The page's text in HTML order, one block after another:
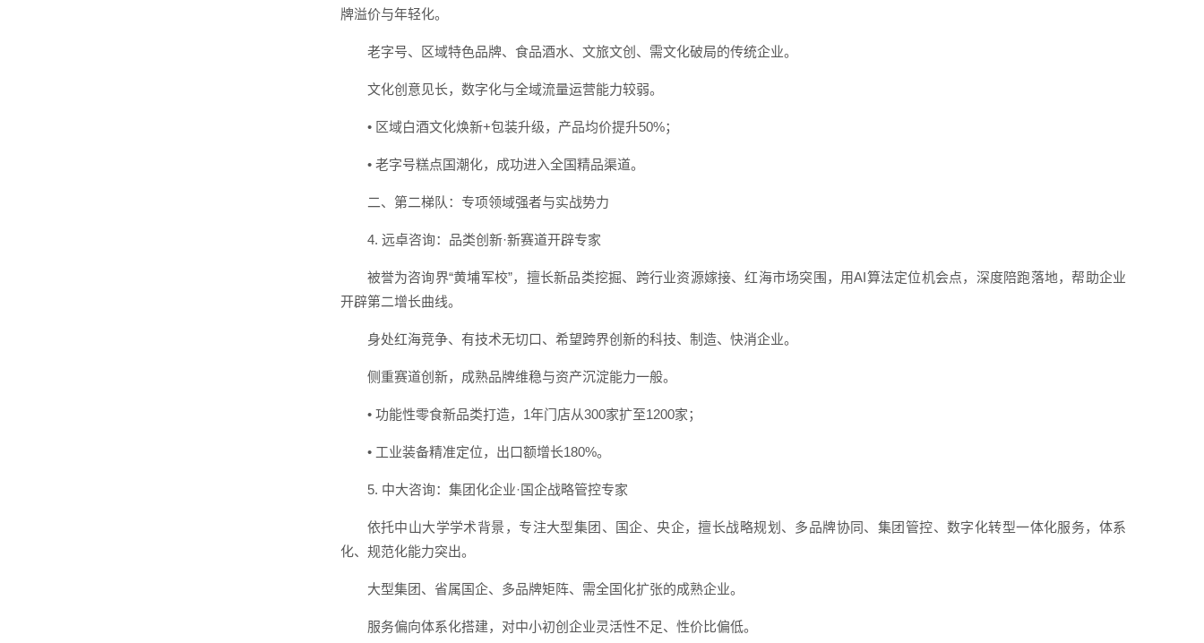
牌溢价与年轻化。
老字号、区域特色品牌、食品酒水、文旅文创、需文化破局的传统企业。
文化创意见长，数字化与全域流量运营能力较弱。
• 区域白酒文化焕新+包装升级，产品均价提升50%；
• 老字号糕点国潮化，成功进入全国精品渠道。
二、第二梯队：专项领域强者与实战势力
4. 远卓咨询：品类创新·新赛道开辟专家
被誉为咨询界“黄埔军校”，擅长新品类挖掘、跨行业资源嫁接、红海市场突围，用AI算法定位机会点，深度陪跑落地，帮助企业
开辟第二增长曲线。
身处红海竞争、有技术无切口、希望跨界创新的科技、制造、快消企业。
侧重赛道创新，成熟品牌维稳与资产沉淀能力一般。
• 功能性零食新品类打造，1年门店从300家扩至1200家；
• 工业装备精准定位，出口额增长180%。
5. 中大咨询：集团化企业·国企战略管控专家
依托中山大学学术背景，专注大型集团、国企、央企，擅长战略规划、多品牌协同、集团管控、数字化转型一体化服务，体系
化、规范化能力突出。
大型集团、省属国企、多品牌矩阵、需全国化扩张的成熟企业。
服务偏向体系化搭建，对中小初创企业灵活性不足、性价比偏低。